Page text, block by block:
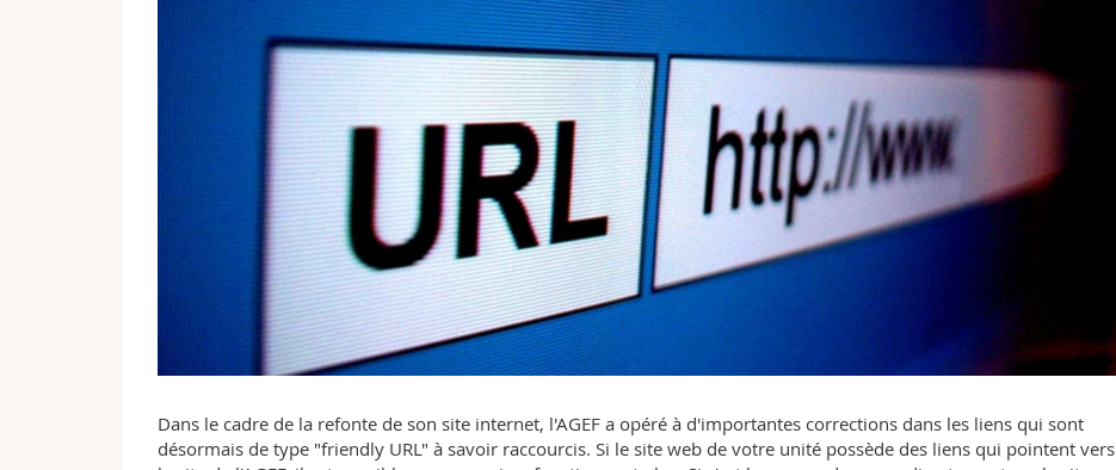
Dans le cadre de la refonte de son site internet, l'AGEF a opéré à d'importantes corrections dans les liens qui sont
désormais de type "friendly URL" à savoir raccourcis. Si le site web de votre unité possède des liens qui pointent vers